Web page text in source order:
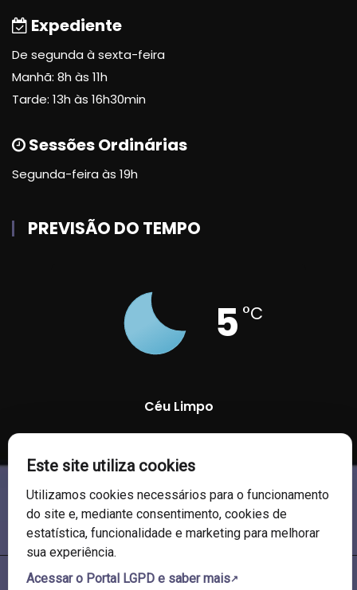
Expediente
De segunda à sexta-feira
Manhã: 8h às 11h
Tarde: 13h às 16h30min
Sessões Ordinárias
Segunda-feira às 19h
PREVISÃO DO TEMPO
5 °C
Céu Limpo
90 % 1011 mb
Este site utiliza cookies
Utilizamos cookies necessários para o funcionamento
do site e, mediante consentimento, cookies de
estatística, funcionalidade e marketing para melhorar
sua experiência.
Acessar o Portal LGPD e saber mais